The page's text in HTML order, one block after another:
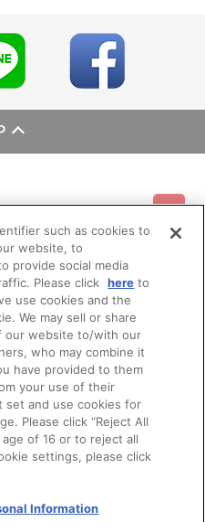
ライバシーポリシー
such as cookies to
website, to
provide social media
Please click here to
use cookies and the
We may sell or share
our website to/with our
who may combine it
have provided to them
your use of their
set and use cookies for
Please click “Reject All
of 16 or to reject all
settings, please click
Information